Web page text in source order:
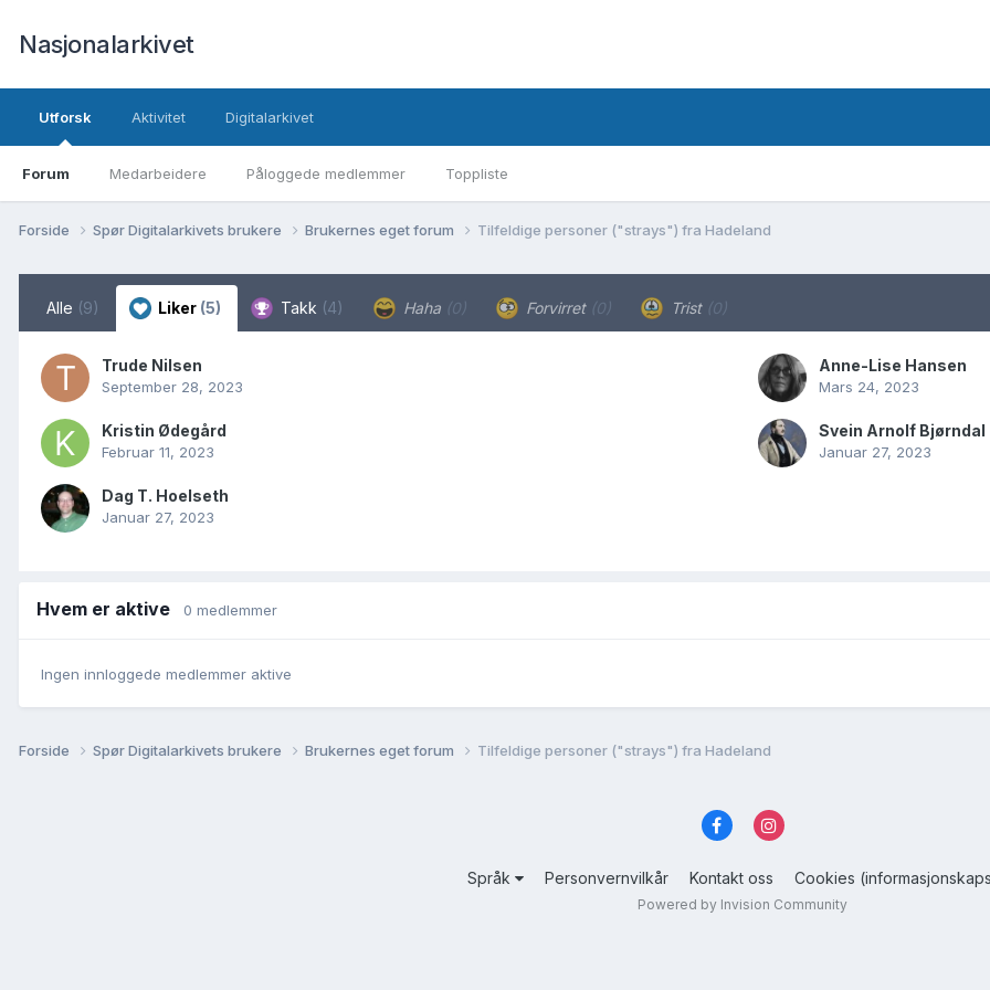
Nasjonalarkivet
Utforsk
Forum Medarbeidere Påloggede medlemmer Toppliste
Aktivitet Digitalarkivet
Forside Spør Digitalarkivets brukere Brukernes eget forum Tilfeldige personer ("strays") fra Hadeland
Alle (9) Liker (5) Takk (4) Haha (0) Forvirret (0) Trist (0)
Trude Nilsen
September 28, 2023
Anne-Lise Hansen
Mars 24, 2023
Kristin Ødegård
Februar 11, 2023
Svein Arnolf Bjørndal
Januar 27, 2023
Dag T. Hoelseth
Januar 27, 2023
Hvem er aktive 0 medlemmer
Ingen innloggede medlemmer aktive
Forside Spør Digitalarkivets brukere Brukernes eget forum Tilfeldige personer ("strays") fra Hadeland
Språk Personvernvilkår Kontakt oss Cookies
Powered by Invision Community